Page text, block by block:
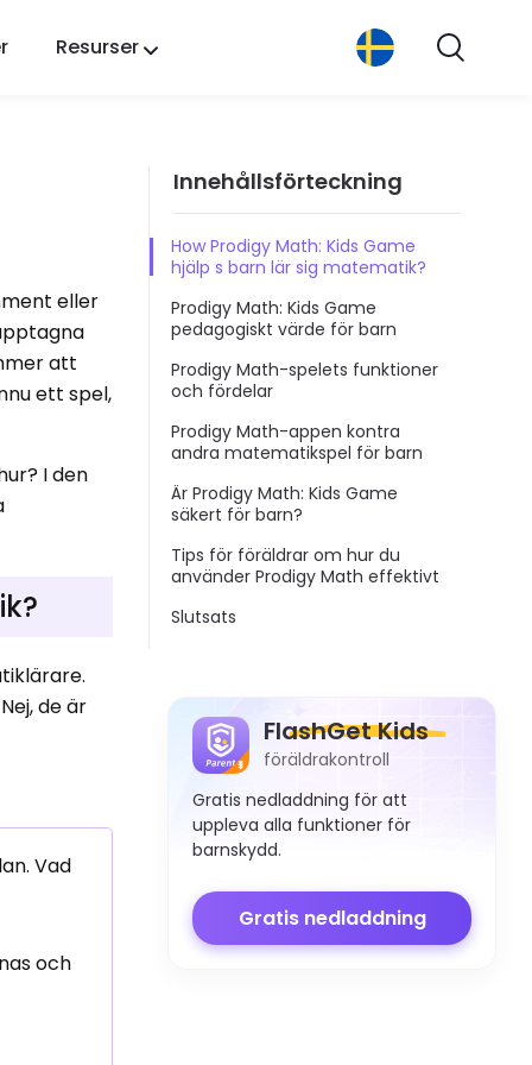
Resurser
eller
att
ett spel,
I den
de är
Vad
och
Innehållsförteckning
How Prodigy Math: Kids Game
hjälp s barn lär sig matematik?
Prodigy Math: Kids Game
pedagogiskt värde för barn
Prodigy Math-spelets funktioner
och fördelar
Prodigy Math-appen kontra
andra matematikspel för barn
Är Prodigy Math: Kids Game
säkert för barn?
Tips för föräldrar om hur du
använder Prodigy Math effektivt
Slutsats
FlashGet Kids
föräldrakontroll
Gratis nedladdning för att
uppleva alla funktioner för
barnskydd.
Gratis nedladdning